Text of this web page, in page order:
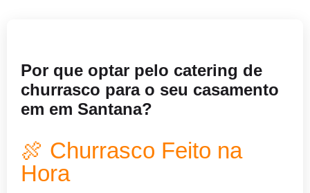
Por que optar pelo catering de
churrasco para o seu casamento
em em Santana?
🍖 Churrasco Feito na
Hora